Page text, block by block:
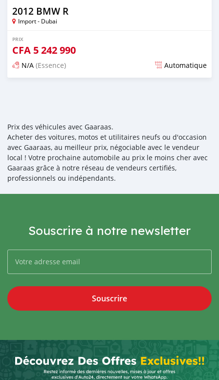
2012 BMW R
Import - Dubai
PRIX
CFA 5 242 990
N/A (Essence) Automatique
Prix des véhicules avec Gaaraas.
Acheter des voitures, motos et utilitaires neufs ou d'occasion
avec Gaaraas, au meilleur prix, négociable avec le vendeur
local ! Votre prochaine automobile au prix le moins cher avec
Gaaraas grâce à notre réseau de vendeurs certifiés,
professionnels ou indépendants.
Souscrire à notre newsletter
Souscrire